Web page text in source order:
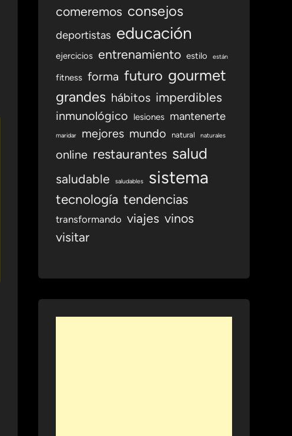
comeremos consejos
deportistas educación
ejercicios entrenamiento estilo están
fitness forma futuro gourmet
grandes hábitos imperdibles
inmunológico lesiones mantenerte
maridar mejores mundo natural naturales
online restaurantes salud
saludable saludables sistema
tecnología tendencias
transformando viajes vinos
visitar